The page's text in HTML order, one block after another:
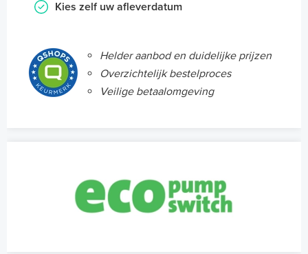
Kies zelf uw afleverdatum
Helder aanbod en duidelijke prijzen
Overzichtelijk bestelproces
Veilige betaalomgeving